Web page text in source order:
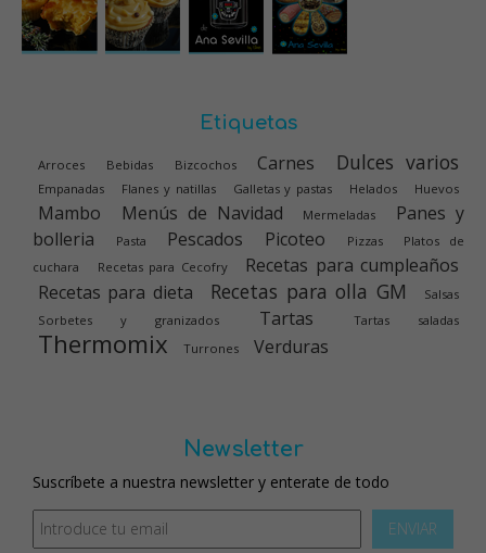
Etiquetas
Arroces Bebidas Bizcochos Carnes Dulces varios
Empanadas Flanes y natillas Galletas y pastas Helados Huevos
Mambo Menús de Navidad Mermeladas
Panes y
bolleria
Pasta Pescados Picoteo Pizzas
Platos de
cuchara
Recetas para Cecofry
Recetas para cumpleaños
Recetas para dieta
Recetas para olla GM
Salsas
Sorbetes y granizados
Tartas Tartas saladas
Thermomix Turrones Verduras
Newsletter
Suscríbete a nuestra newsletter y enterate de todo
ENVIAR